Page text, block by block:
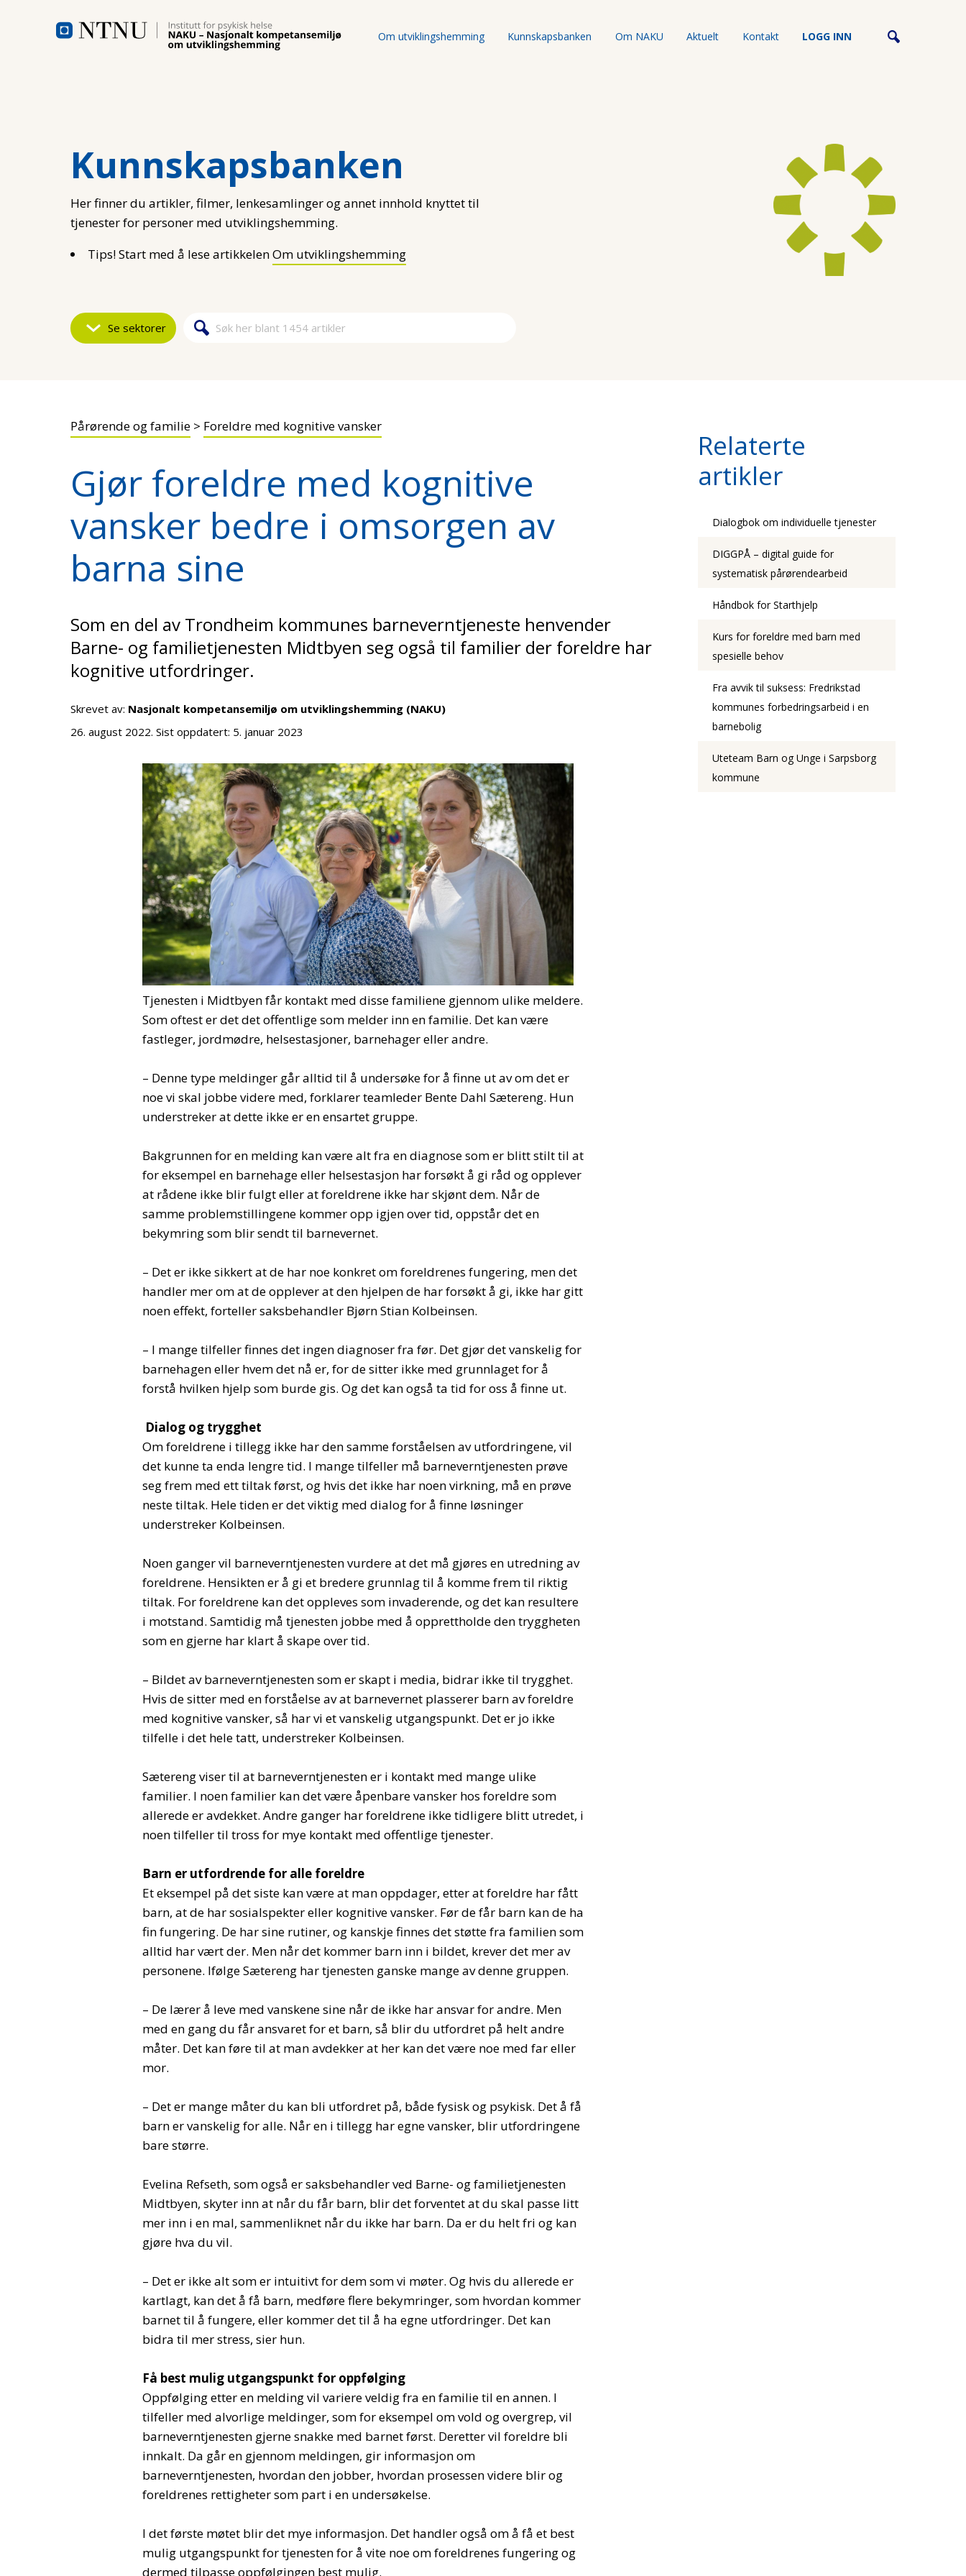
Om utviklingshemming Kunnskapsbanken Om NAKU Aktuelt Kontakt LOGG INN
Kunnskapsbanken
Her finner du artikler, filmer, lenkesamlinger og annet innhold knyttet til
tjenester for personer med utviklingshemming.
Tips! Start med å lese artikkelenOm utviklingshemming
Se sektorer Søkeskjema
Søk
Pårørende og familie > Foreldre med kognitive vansker
Gjør foreldre med kognitive
vansker bedre i omsorgen av
barna sine
Som en del av Trondheim kommunes barneverntjeneste henvender
Barne- og familietjenesten Midtbyen seg også til familier der foreldre har
kognitive utfordringer.
Skrevet av: Nasjonalt kompetansemiljø om utviklingshemming (NAKU)
26. august 2022. Sist oppdatert: 5. januar 2023
Tjenesten i Midtbyen får kontakt med disse familiene gjennom ulike meldere.
Som oftest er det det offentlige som melder inn en familie. Det kan være
fastleger, jordmødre, helsestasjoner, barnehager eller andre.
– Denne type meldinger går alltid til å undersøke for å finne ut av om det er
noe vi skal jobbe videre med, forklarer teamleder Bente Dahl Sætereng. Hun
understreker at dette ikke er en ensartet gruppe.
Bakgrunnen for en melding kan være alt fra en diagnose som er blitt stilt til at
for eksempel en barnehage eller helsestasjon har forsøkt å gi råd og opplever
at rådene ikke blir fulgt eller at foreldrene ikke har skjønt dem. Når de
samme problemstillingene kommer opp igjen over tid, oppstår det en
bekymring som blir sendt til barnevernet.
– Det er ikke sikkert at de har noe konkret om foreldrenes fungering, men det
handler mer om at de opplever at den hjelpen de har forsøkt å gi, ikke har gitt
noen effekt, forteller saksbehandler Bjørn Stian Kolbeinsen.
– I mange tilfeller finnes det ingen diagnoser fra før. Det gjør det vanskelig for
barnehagen eller hvem det nå er, for de sitter ikke med grunnlaget for å
forstå hvilken hjelp som burde gis. Og det kan også ta tid for oss å finne ut.
Dialog og trygghet
Om foreldrene i tillegg ikke har den samme forståelsen av utfordringene, vil
det kunne ta enda lengre tid. I mange tilfeller må barneverntjenesten prøve
seg frem med ett tiltak først, og hvis det ikke har noen virkning, må en prøve
neste tiltak. Hele tiden er det viktig med dialog for å finne løsninger
understreker Kolbeinsen.
Noen ganger vil barneverntjenesten vurdere at det må gjøres en utredning av
foreldrene. Hensikten er å gi et bredere grunnlag til å komme frem til riktig
tiltak. For foreldrene kan det oppleves som invaderende, og det kan resultere
i motstand. Samtidig må tjenesten jobbe med å opprettholde den tryggheten
som en gjerne har klart å skape over tid.
– Bildet av barneverntjenesten som er skapt i media, bidrar ikke til trygghet.
Hvis de sitter med en forståelse av at barnevernet plasserer barn av foreldre
med kognitive vansker, så har vi et vanskelig utgangspunkt. Det er jo ikke
tilfelle i det hele tatt, understreker Kolbeinsen.
Sætereng viser til at barneverntjenesten er i kontakt med mange ulike
familier. I noen familier kan det være åpenbare vansker hos foreldre som
allerede er avdekket. Andre ganger har foreldrene ikke tidligere blitt utredet, i
noen tilfeller til tross for mye kontakt med offentlige tjenester.
Barn er utfordrende for alle foreldre
Et eksempel på det siste kan være at man oppdager, etter at foreldre har fått
barn, at de har sosialspekter eller kognitive vansker. Før de får barn kan de ha
fin fungering. De har sine rutiner, og kanskje finnes det støtte fra familien som
alltid har vært der. Men når det kommer barn inn i bildet, krever det mer av
personene. Ifølge Sætereng har tjenesten ganske mange av denne gruppen.
– De lærer å leve med vanskene sine når de ikke har ansvar for andre. Men
med en gang du får ansvaret for et barn, så blir du utfordret på helt andre
måter. Det kan føre til at man avdekker at her kan det være noe med far eller
mor.
– Det er mange måter du kan bli utfordret på, både fysisk og psykisk. Det å få
barn er vanskelig for alle. Når en i tillegg har egne vansker, blir utfordringene
bare større.
Evelina Refseth, som også er saksbehandler ved Barne- og familietjenesten
Midtbyen, skyter inn at når du får barn, blir det forventet at du skal passe litt
mer inn i en mal, sammenliknet når du ikke har barn. Da er du helt fri og kan
gjøre hva du vil.
– Det er ikke alt som er intuitivt for dem som vi møter. Og hvis du allerede er
kartlagt, kan det å få barn, medføre flere bekymringer, som hvordan kommer
barnet til å fungere, eller kommer det til å ha egne utfordringer. Det kan
bidra til mer stress, sier hun.
Få best mulig utgangspunkt for oppfølging
Oppfølging etter en melding vil variere veldig fra en familie til en annen. I
tilfeller med alvorlige meldinger, som for eksempel om vold og overgrep, vil
barneverntjenesten gjerne snakke med barnet først. Deretter vil foreldre bli
innkalt. Da går en gjennom meldingen, gir informasjon om
barneverntjenesten, hvordan den jobber, hvordan prosessen videre blir og
foreldrenes rettigheter som part i en undersøkelse.
I det første møtet blir det mye informasjon. Det handler også om å få et best
mulig utgangspunkt for tjenesten for å vite noe om foreldrenes fungering og
dermed tilpasse oppfølgingen best mulig.
Relaterte
artikler
Dialogbok om individuelle tjenester
DIGGPÅ – digital guide for
systematisk pårørendearbeid
Håndbok for Starthjelp
Kurs for foreldre med barn med
spesielle behov
Fra avvik til suksess: Fredrikstad
kommunes forbedringsarbeid i en
barnebolig
Uteteam Barn og Unge i Sarpsborg
kommune